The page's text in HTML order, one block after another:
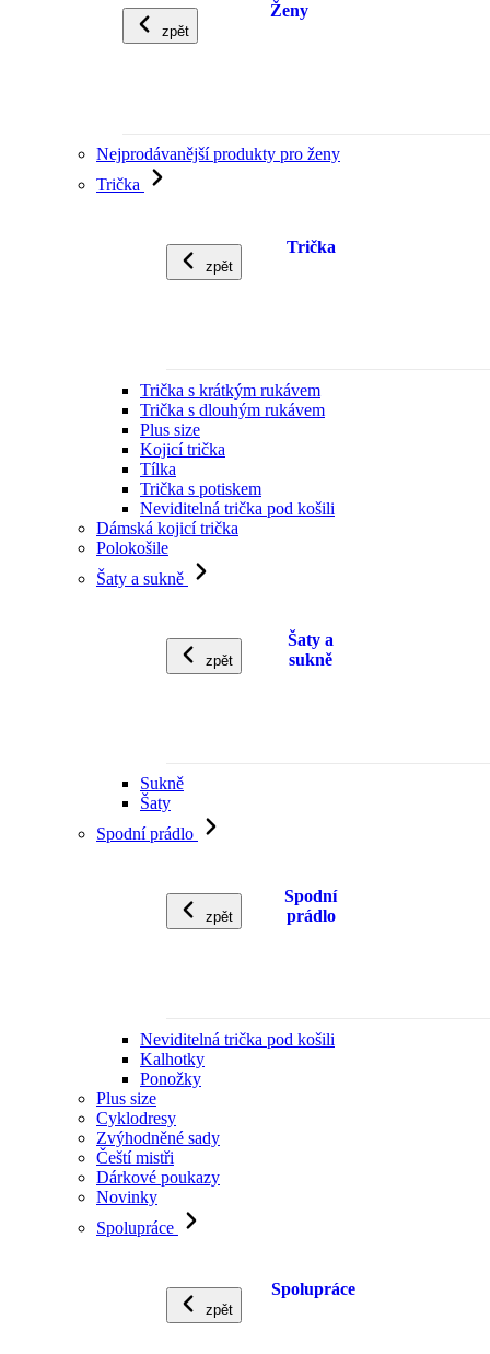
zpět
Ženy
Nejprodávanější produkty pro ženy
Trička
zpět
Trička
Trička s krátkým rukávem
Trička s dlouhým rukávem
Plus size
Kojicí trička
Tílka
Trička s potiskem
Neviditelná trička pod košili
Dámská kojicí trička
Polokošile
Šaty a sukně
zpět
Šaty a
sukně
Sukně
Šaty
Spodní prádlo
zpět
Spodní
prádlo
Neviditelná trička pod košili
Kalhotky
Ponožky
Plus size
Cyklodresy
Zvýhodněné sady
Čeští mistři
Dárkové poukazy
Novinky
Spolupráce
zpět
Spolupráce